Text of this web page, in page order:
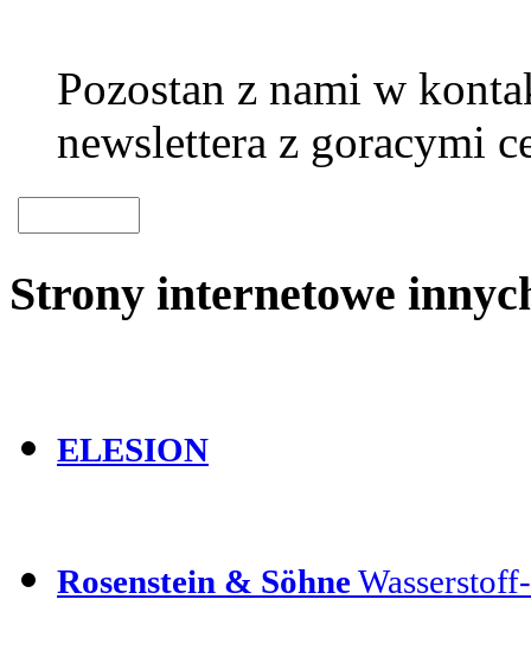
Pozostan z nami w
newslettera z goracymi
Strony internetowe
ELESION
Rosenstein & Söhne